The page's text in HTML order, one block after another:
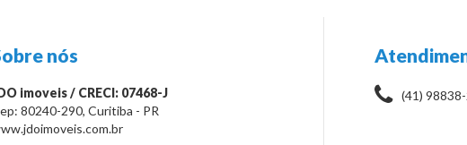
nós
imoveis / CRECI: 07468-J
80240-290, Curitiba - PR
(41)